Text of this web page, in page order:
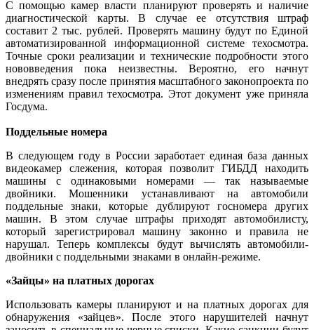
С помощью камер власти планируют проверять и наличие
диагностической карты. В случае ее отсутствия штраф
составит 2 тыс. рублей. Проверять машину будут по Единой
автоматизированной информационной системе техосмотра.
Точные сроки реализации и технические подробности этого
нововведения пока неизвестны. Вероятно, его начнут
внедрять сразу после принятия масштабного законопроекта по
изменениям правил техосмотра. Этот документ уже приняла
Госдума.
Поддельные номера
В следующем году в России заработает единая база данных
видеокамер слежения, которая позволит ГИБДД находить
машины с одинаковыми номерами — так называемые
двойники. Мошенники устанавливают на автомобили
поддельные знаки, которые дублируют госномера других
машин. В этом случае штрафы приходят автомобилисту,
который зарегистрировал машину законно и правила не
нарушал. Теперь комплексы будут вычислять автомобили-
двойники с поддельными знаками в онлайн-режиме.
«Зайцы» на платных дорогах
Использовать камеры планируют и на платных дорогах для
обнаружения «зайцев». После этого нарушителей начнут